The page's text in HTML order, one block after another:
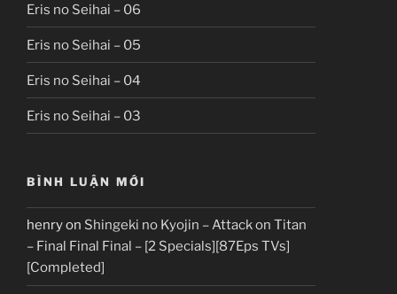
Eris no Seihai – 06
Eris no Seihai – 05
Eris no Seihai – 04
Eris no Seihai – 03
BÌNH LUẬN MỚI
henryon Shingeki no Kyojin – Attack on Titan
– Final Final Final – [2 Specials][87Eps TVs]
[Completed]